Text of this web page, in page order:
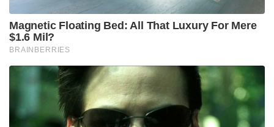
ബാങ്കുകൾക്കും സ്വർണ വായ്പ നൽകാനും റിസർവ്
ബാങ്ക് അനുമതി നൽകിയിട്ടുണ്ട്.
gold loan